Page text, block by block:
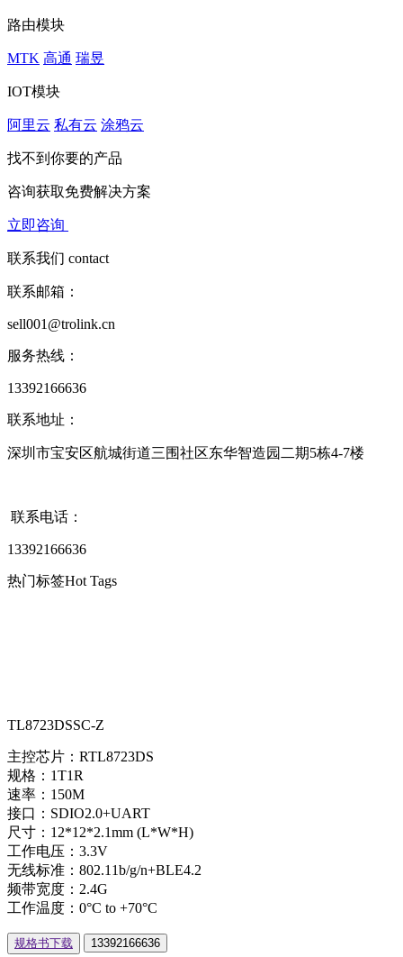
路由模块
MTK 高通 瑞昱
IOT模块
阿里云 私有云 涂鸦云
找不到你要的产品
咨询获取免费解决方案
立即咨询
联系我们 contact
联系邮箱：
sell001@trolink.cn
服务热线：
13392166636
联系地址：
深圳市宝安区航城街道三围社区东华智造园二期5栋4-7楼
联系电话：
13392166636
热门标签Hot Tags
TL8723DSSC-Z
主控芯片：RTL8723DS
规格：1T1R
速率：150M
接口：SDIO2.0+UART
尺寸：12*12*2.1mm (L*W*H)
工作电压：3.3V
无线标准：802.11b/g/n+BLE4.2
频带宽度：2.4G
工作温度：0°C to +70°C
规格书下载 13392166636